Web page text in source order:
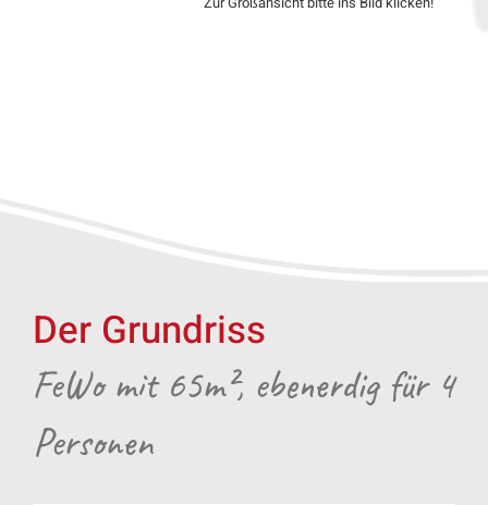
Der Grundriss
FeWo mit 65m², ebenerdig für 4
Personen